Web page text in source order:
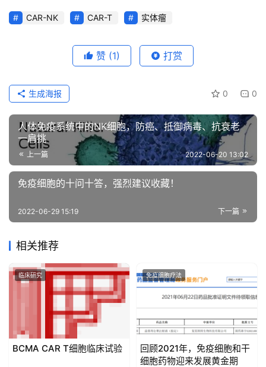
CAR-NK CAR-T 实体瘤
赞 (1) 打赏
0 0
生成海报
人体免疫系统中的NK细胞，防癌、抵御病毒、抗衰老
一肩挑
上一篇 2022-06-20 13:02
免疫细胞的十问十答，强烈建议收藏！
下一篇
2022-06-29 15:19
相关推荐
临床研究
BCMA CAR T细胞临床试验
免疫细胞疗法
回顾2021年，免疫细胞和干
细胞药物迎来发展黄金期